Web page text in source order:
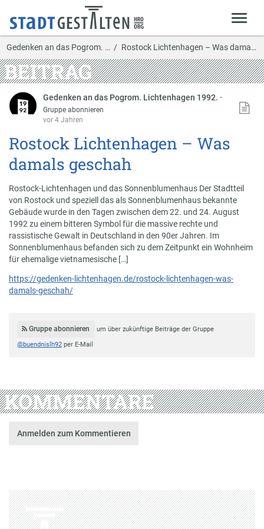
Gedenken an das Pogrom. … Rostock Lichtenhagen – Was damals geschah
BEITRAG
Gedenken an das Pogrom. Lichtenhagen 1992. ·
Gruppe abonnieren
vor 4 Jahren
Rostock Lichtenhagen – Was
damals geschah
Rostock-Lichtenhagen und das Sonnenblumenhaus Der Stadtteil
von Rostock und speziell das als Sonnenblumenhaus bekannte
Gebäude wurde in den Tagen zwischen dem 22. und 24. August
1992 zu einem bitteren Symbol für die massive rechte und
rassistische Gewalt in Deutschland in den 90er Jahren. Im
Sonnenblumenhaus befanden sich zu dem Zeitpunkt ein Wohnheim
für ehemalige vietnamesische […]
https://gedenken-lichtenhagen.de/rostock-lichtenhagen-was-
damals-geschah/
Gruppe abonnieren
um über zukünftige Beiträge der Gruppe
@buendnislh92per E-Mail
KOMMENTARE
Anmelden zum Kommentieren